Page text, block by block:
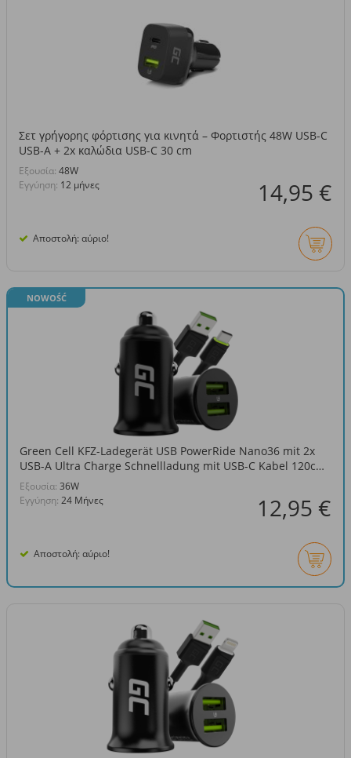
Σετ γρήγορης φόρτισης για κινητά – Φορτιστής 48W USB-C
USB-A + 2x καλώδια USB-C 30 cm
Eξουσία: 48W
Εγγύηση: 12 μήνες 14,95 €
Αποστολή: αύριο!
NOWOŚĆ
Green Cell KFZ-Ladegerät USB PowerRide Nano36 mit 2x
USB-A Ultra Charge Schnellladung mit USB-C Kabel 120cm
fur iPhone, Samsung
Eξουσία: 36W
Εγγύηση: 24 Μήνες 12,95 €
Αποστολή: αύριο!